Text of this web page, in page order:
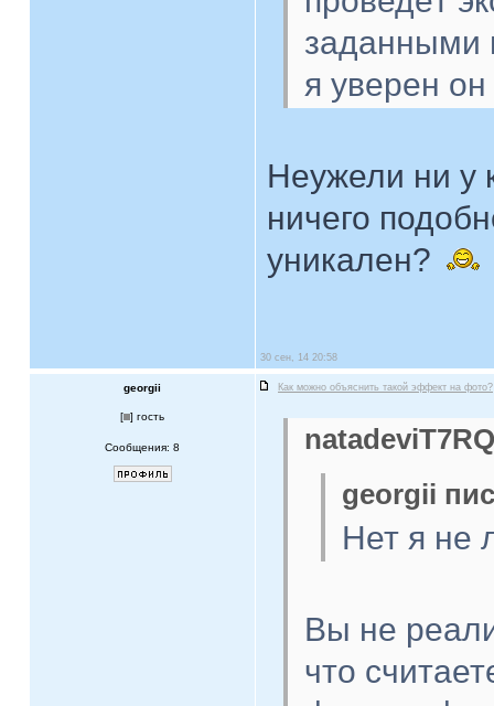
заданными
я уверен
Неужели ни у
ничего
уникален?
30 сен, 14 20:58
georgii Как можно объяснить такой эффект на фото?
[ ] гость
Сообщения: 8
georgii
Нет я не
Вы не
что